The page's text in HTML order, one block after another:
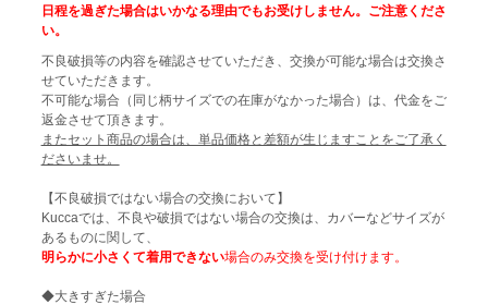
日程を過ぎた場合はいかなる理由でもお受けしません。ご注意くださ
い。
不良破損等の内容を確認させていただき、交換が可能な場合は交換さ
せていただきます。
不可能な場合（同じ柄サイズでの在庫がなかった場合）は、代金をご
返金させて頂きます。
またセット商品の場合は、単品価格と差額が生じますことをご了承く
ださいませ。
【不良破損ではない場合の交換において】
Kuccaでは、不良や破損ではない場合の交換は、カバーなどサイズが
あるものに関して、
明らかに小さくて着用できない場合のみ交換を受け付けます。
◆大きすぎた場合